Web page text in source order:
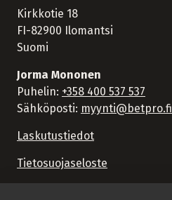
Kirkkotie 18
FI-82900 Ilomantsi
Suomi
Jorma Mononen
Puhelin: +358 400 537 537
Sähköposti: myynti@betpro.fi
Laskutustiedot
Tietosuojaseloste